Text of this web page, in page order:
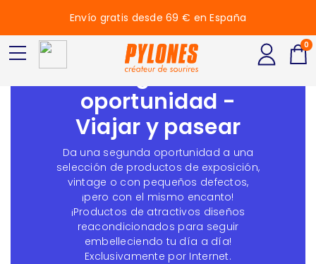
Segunda
oportunidad -
Viajar y pasear
Da una segunda oportunidad a una
selección de productos de exposición,
vintage o con pequeños defectos,
¡pero con el mismo encanto!
¡Productos de atractivos diseños
reacondicionados para seguir
embelleciendo tu día a día!
Exclusivamente por Internet.
Envío gratis desde 69 € en España
0